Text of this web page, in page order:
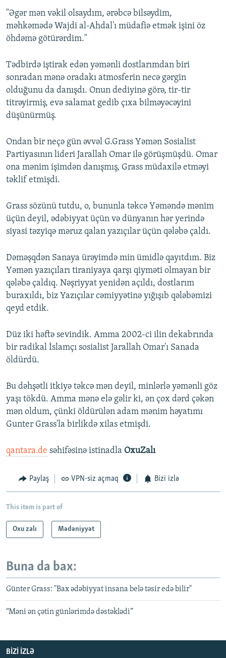
"Əgər mən vəkil olsaydım, ərəbcə bilsəydim,
məhkəmədə Wajdi al-Ahdal'ı müdafiə etmək işini öz
öhdəmə götürərdim."
Tədbirdə iştirak edən yəmənli dostlarımdan biri
sonradan mənə oradakı atmosferin necə gərgin
olduğunu da danışdı. Onun dediyinə görə, tir-tir
titrəyirmiş, evə salamat gedib çıxa bilməyəcəyini
düşünürmüş.
Ondan bir neçə gün əvvəl G.Grass Yəmən Sosialist
Partiyasının lideri Jarallah Omar ilə görüşmüşdü. Omar
ona mənim işimdən danışmış, Grass müdaxilə etməyi
təklif etmişdi.
Grass sözünü tutdu, o, bununla təkcə Yəməndə mənim
üçün deyil, ədəbiyyat üçün və dünyanın hər yerində
siyasi təzyiqə məruz qalan yazıçılar üçün qələbə çaldı.
Dəməşqdən Sanaya ürəyimdə min ümidlə qayıtdım. Biz
Yəmən yazıçıları tiraniyaya qarşı qiyməti olmayan bir
qələbə çaldıq. Nəşriyyat yenidən açıldı, dostlarım
buraxıldı, biz Yazıçılar cəmiyyətinə yığışıb qələbəmizi
qeyd etdik.
Düz iki həftə sevindik. Amma 2002-ci ilin dekabrında
bir radikal İslamçı sosialist Jarallah Omar'ı Sanada
öldürdü.
Bu dəhşətli itkiyə təkcə mən deyil, minlərlə yəmənli göz
yaşı tökdü. Amma mənə elə gəlir ki, ən çox dərd çəkən
mən oldum, çünki öldürülən adam mənim həyatımı
Gunter Grass'la birlikdə xilas etmişdi.
qantara.de səhifəsinə istinadla OxuZalı
Paylaş VPN-siz açmaq Bizi izlə
This item is part of
Oxu zalı Mədəniyyət
Buna da bax:
Günter Grass: "Bax ədəbiyyat insana belə təsir edə bilir"
“Məni ən çətin günlərimdə dəstəklədi”
BIZI IZLƏ